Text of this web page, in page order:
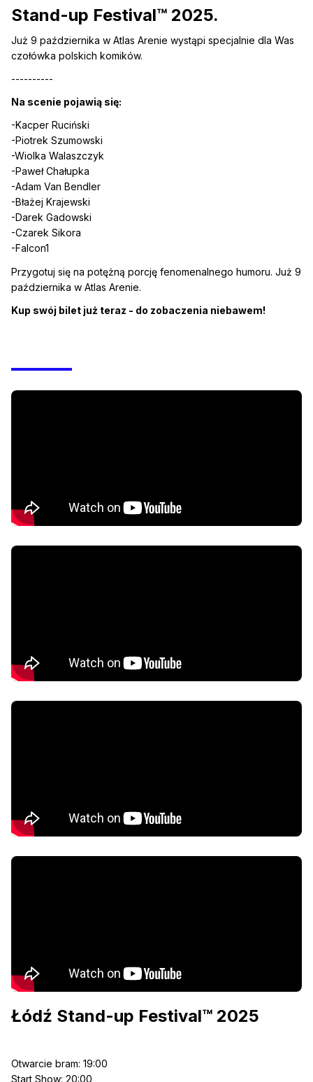
Stand-up Festival™ 2025.
Już 9 października w Atlas Arenie wystąpi specjalnie dla Was
czołówka polskich komików.
----------
Na scenie pojawią się:
-Kacper Ruciński
-Piotrek Szumowski
-Wiolka Walaszczyk
-Paweł Chałupka
-Adam Van Bendler
-Błażej Krajewski
-Darek Gadowski
-Czarek Sikora
-Falcon1
Przygotuj się na potężną porcję fenomenalnego humoru. Już 9
października w Atlas Arenie.
Kup swój bilet już teraz - do zobaczenia niebawem!
Łódź Stand-up Festival™ 2025
Otwarcie bram: 19:00
Start Show: 20:00